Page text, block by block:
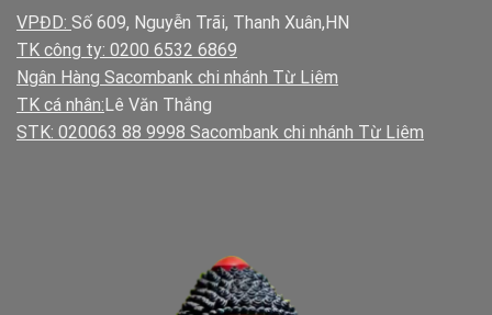
VPĐD: Số 609, Nguyễn Trãi, Thanh Xuân,HN
TK công ty: 0200 6532 6869
Ngân Hàng Sacombank chi nhánh Từ Liêm
TK cá nhân:Lê Văn Thắng
STK: 020063 88 9998 Sacombank chi nhánh Từ Liêm